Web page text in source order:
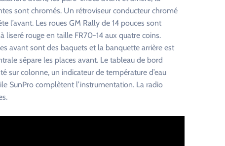
sont chromés. Un rétroviseur conducteur chromé
l’avant. Les roues GM Rally de 14 pouces sont
liseré rouge en taille FR70-14 aux quatre coins.
avant sont des baquets et la banquette arrière est
sépare les places avant. Le tableau de bord
sur colonne, un indicateur de température d’eau
SunPro complètent l’instrumentation. La radio